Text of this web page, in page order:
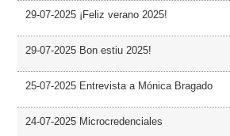
29-07-2025 ¡Feliz verano 2025!
29-07-2025 Bon estiu 2025!
25-07-2025 Entrevista a Mónica Bragado
24-07-2025 Microcredenciales